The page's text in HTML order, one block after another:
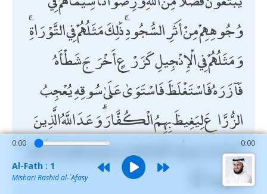
وُجُوهِهِمْ مِنْ أَثَرِ السُّجُودِ ۚ ذَٰلِكَ مَثَلُهُمْ فِي التَّوْرَاةِ ۚ
وَمَثَلُهُمْ فِي الْإِنْجِيلِ كَزَرْعٍ أَخْرَجَ شَطْأَهُ
فَآزَرَهُ فَاسْتَغْلَظَ فَاسْتَوَىٰ عَلَىٰ سُوقِهِ يُعْجِبُ
الزُّرَّاعَ لِيَغِيظَ بِهِمُ الْكُفَّارَ ۗ وَعَدَ اللَّهُ الَّذِينَ
آمَنُوا وَعَمِلُوا الصَّالِحَاتِ مِنْهُمْ مَغْفِرَةً وَأَجْرًا
عَظِيمًا
0:00 0:00
Al-Fath : 1
Mishari Rashid al-`Afasy